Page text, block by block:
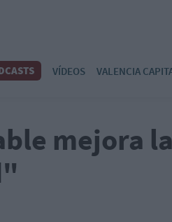
VÍDEOS VALENCIA
mejora la